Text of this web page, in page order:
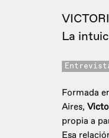
La
Formada
Aires,
propia a
Esa